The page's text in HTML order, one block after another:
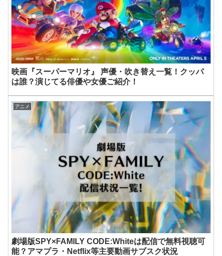
映画『スーパーマリオ』 声優・吹き替え一覧！クッパ
は誰？演じてる俳優や女優ご紹介！
アニメ
劇場版SPY×FAMILY CODE:Whiteは配信で無料視聴可
能？アマプラ・Netflix等主要動画サブスク状況